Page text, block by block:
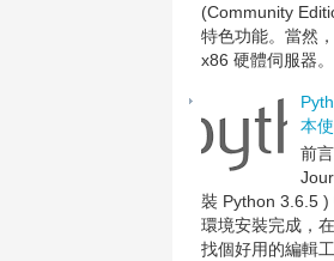
(Community
特色功能。當然
x86 硬體伺服器。
本
前
裝 Python 3.6.5 )
環境安裝完成，
找個好用的編輯